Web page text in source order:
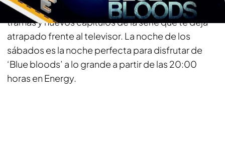
de algo diferente, y en Energy te traemos nuevas
tramas y nuevos capítulos de la serie que te deja
atrapado frente al televisor. La noche de los
sábados es la noche perfecta para disfrutar de
‘Blue bloods’ a lo grande a partir de las 20:00
horas en Energy.